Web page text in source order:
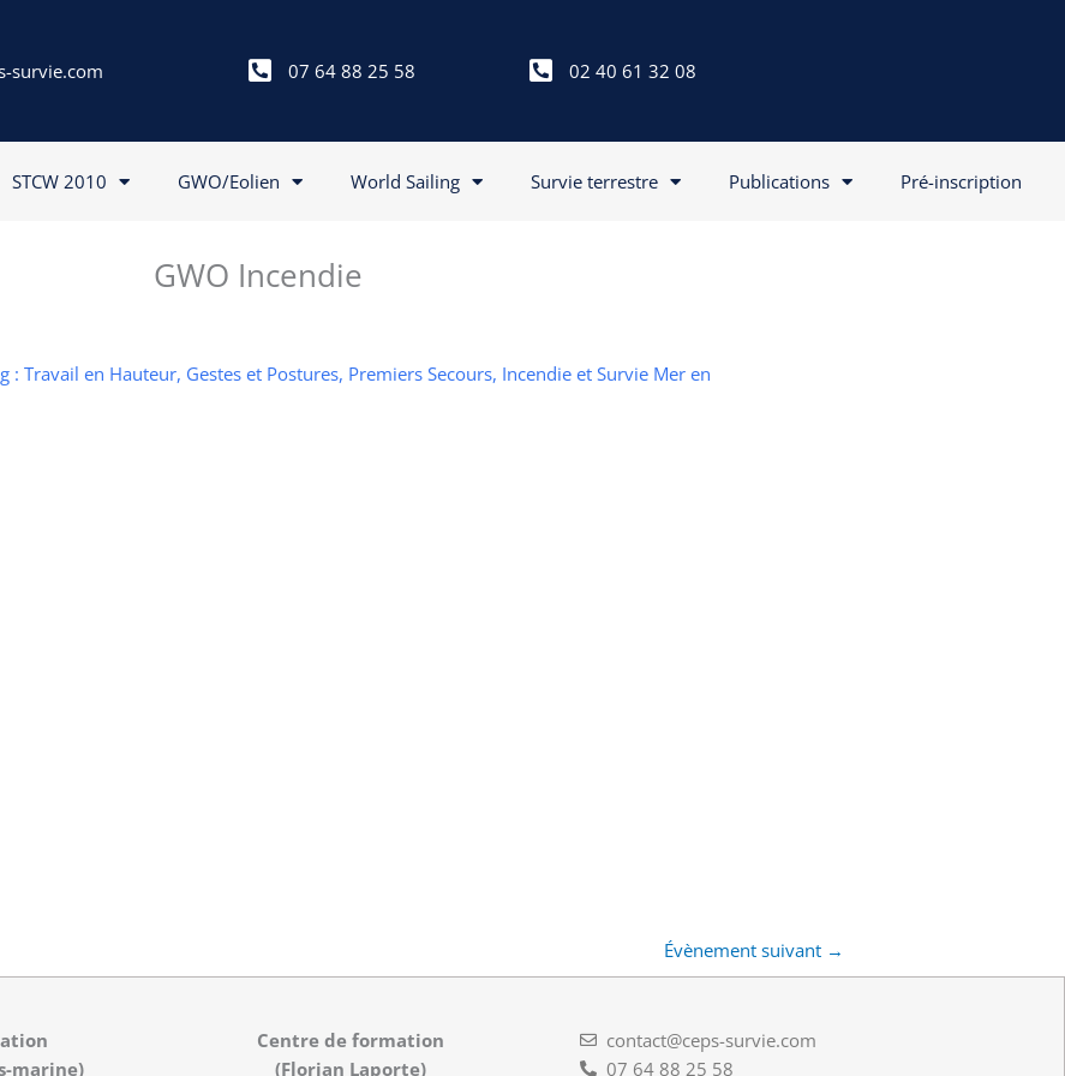
survie.com 07 64 88 25 58 02 40 61 32 08
STCW 2010 GWO/Eolien World Sailing Survie terrestre Publications Pré-inscription
GWO Incendie
: Travail en Hauteur, Gestes et Postures, Premiers Secours, Incendie et Survie Mer en
Évènement suivant →
marine)
Centre de formation
(Florian Laporte)
contact@ceps-survie.com
07 64 88 25 58